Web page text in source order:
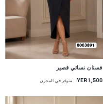
فستان نسائي قصير
YER1,500 متوفر في المخزن